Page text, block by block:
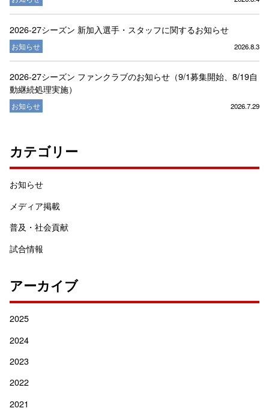
2026-27シーズン 新加入選手・スタッフに関するお知らせ
お知らせ 2026.8.3
2026-27シーズン ファンクラブのお知らせ（9/1募集開始、8/19自
動継続処理実施）
お知らせ 2026.7.29
カテゴリー
お知らせ
メディア掲載
普及・社会貢献
試合情報
アーカイブ
2025
2024
2023
2022
2021